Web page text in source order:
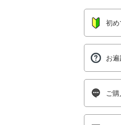
初め
お
ご